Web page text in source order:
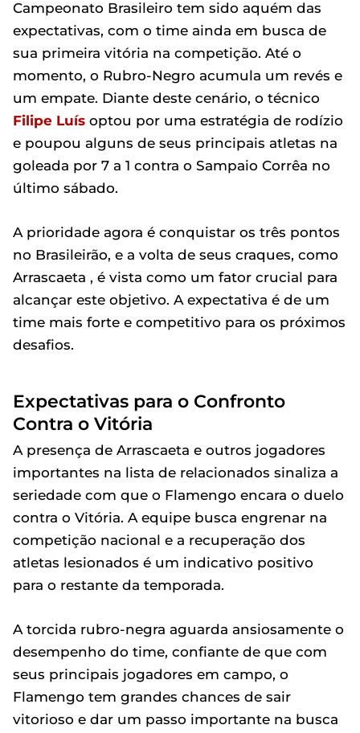
Campeonato Brasileiro tem sido aquém das
expectativas, com o time ainda em busca de
sua primeira vitória na competição. Até o
momento, o Rubro-Negro acumula um revés e
um empate. Diante deste cenário, o técnico
Filipe Luís optou por uma estratégia de rodízio
e poupou alguns de seus principais atletas na
goleada por 7 a 1 contra o Sampaio Corrêa no
último sábado.
A prioridade agora é conquistar os três pontos
no Brasileirão, e a volta de seus craques, como
Arrascaeta , é vista como um fator crucial para
alcançar este objetivo. A expectativa é de um
time mais forte e competitivo para os próximos
desafios.
Expectativas para o Confronto
Contra o Vitória
A presença de Arrascaeta e outros jogadores
importantes na lista de relacionados sinaliza a
seriedade com que o Flamengo encara o duelo
contra o Vitória. A equipe busca engrenar na
competição nacional e a recuperação dos
atletas lesionados é um indicativo positivo
para o restante da temporada.
A torcida rubro-negra aguarda ansiosamente o
desempenho do time, confiante de que com
seus principais jogadores em campo, o
Flamengo tem grandes chances de sair
vitorioso e dar um passo importante na busca